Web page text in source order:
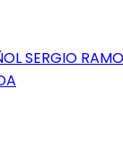
SERGIO